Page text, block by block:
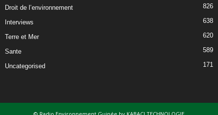
Droit de l’environnement 826
Interviews 638
Terre et Mer 620
Sante 589
Uncategorised 171